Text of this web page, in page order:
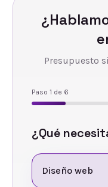
Presupuesto
Paso 1 de 6
¿Qué
Diseño web